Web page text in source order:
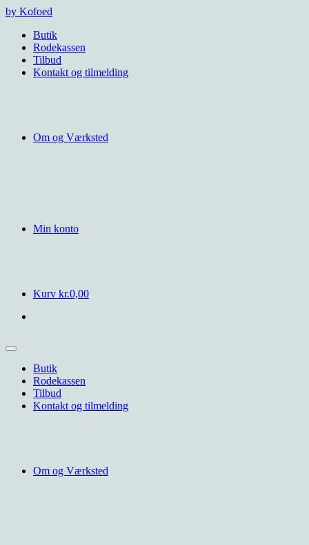
Videre
indhold
by Kofoed
Butik
Rodekassen
Tilbud
Kontakt og tilmelding
Om og Værksted
Min konto
Kurv kr.0,00
Butik
Rodekassen
Tilbud
Kontakt og tilmelding
Om og Værksted